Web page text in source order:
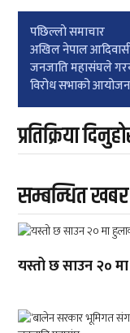
Post
navigation
पछिल्लाे समाचार
अखिल नेपाल
जनजाति महासंघले
विरोध सभाको
प्रतिक्रिया
सम्बन्धित खबर
यस्तो छ साउन २० मा